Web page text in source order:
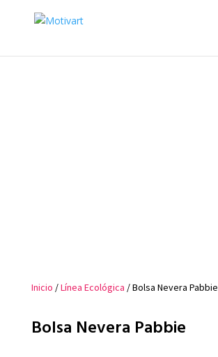
Inicio /Línea Ecológica / Bolsa Nevera Pabbie
Bolsa Nevera Pabbie